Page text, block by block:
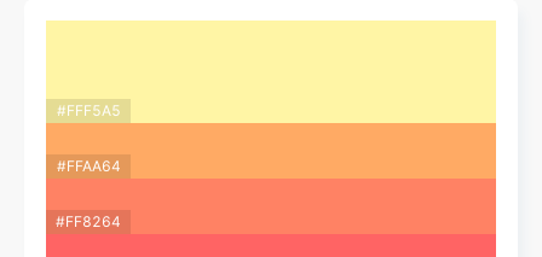
#FFF5A5
#FFAA64
#FF8264